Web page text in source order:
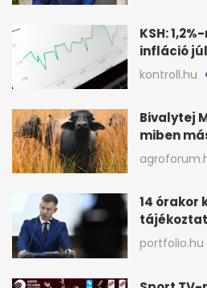
KSH:
infláció
havi
kontroll.hu
Bivalytej
miben
14 órakor
Magyar
portfolio.hu